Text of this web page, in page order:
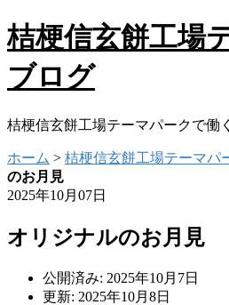
桔梗信玄餅工場
ブログ
桔梗信玄餅工場テーマパークで働
ホーム > 桔梗信玄餅工場テーマパ
のお月見
2025年10月07日
オリジナルのお月見
公開済み: 2025年10月7日
更新: 2025年10月8日